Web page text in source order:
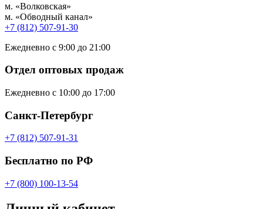
м. «Волковская»
м. «Обводный канал»
+7 (812) 507-91-30
Ежедневно с 9:00 до 21:00
Отдел оптовых продаж
Ежедневно с 10:00 до 17:00
Санкт-Петербург
+7 (812) 507-91-31
Бесплатно по РФ
+7 (800) 100-13-54